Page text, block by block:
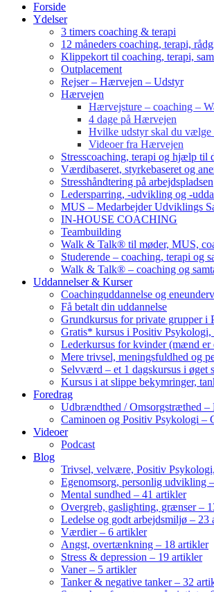
Forside
Ydelser
3 timers coaching & terapi
12 måneders coaching, terapi,
Klippekort til coaching, terapi,
Outplacement
Rejser – Hærvejen – Udstyr
Hærvejen
Hærvejsture – coaching –
4 dage på Hærvejen
Hvilke udstyr skal du vælge
Videoer fra Hærvejen
Stresscoaching, terapi og hjælp til
Værdibaseret, styrkebaseret og
Stresshåndtering på arbejdspladsen
Ledersparring, -udvikling og -
MUS – Medarbejder Udviklings
IN-HOUSE COACHING
Teambuilding
Walk & Talk® til møder, MUS,
Studerende – coaching, terapi og
Walk & Talk® – coaching og
Uddannelser & Kurser
Coachinguddannelse og
Få betalt din uddannelse
Grundkursus for private grupper i
Gratis* kursus i Positiv
Lederkursus for kvinder (mænd er
Mere trivsel, meningsfuldhed og
Selvværd – et 1 dagskursus i
Kursus i at slippe bekymringer,
Foredrag
Udbrændthed / Omsorgstræthed –
Caminoen og Positiv Psykologi –
Videoer
Podcast
Blog
Trivsel, velvære, Positiv
Egenomsorg, personlig udvikling
Mental sundhed – 41 artikler
Overgreb, gaslighting, grænser –
Ledelse og godt arbejdsmiljø – 23
Værdier – 6 artikler
Angst, overtænkning – 18 artikler
Stress & depression – 19 artikler
Vaner – 5 artikler
Tanker & negative tanker – 32